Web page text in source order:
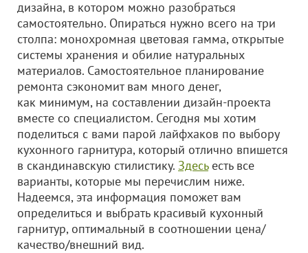
дизайна, в котором можно разобраться
самостоятельно. Опираться нужно всего на три
столпа: монохромная цветовая гамма, открытые
системы хранения и обилие натуральных
материалов. Самостоятельное планирование
ремонта сэкономит вам много денег,
как минимум, на составлении дизайн-проекта
вместе со специалистом. Сегодня мы хотим
поделиться с вами парой лайфхаков по выбору
кухонного гарнитура, который отлично впишется
в скандинавскую стилистику. Здесьесть все
варианты, которые мы перечислим ниже.
Надеемся, эта информация поможет вам
определиться и выбрать красивый кухонный
гарнитур, оптимальный в соотношении цена/
качество/внешний вид.